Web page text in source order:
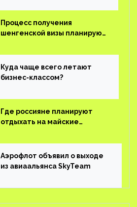
Процесс получения
шенгенской визы планируют
Куда чаще всего летают
бизнес-классом?
Где россияне планируют
отдыхать на майские
Аэрофлот объявил о выходе
из авиаальянса SkyTeam